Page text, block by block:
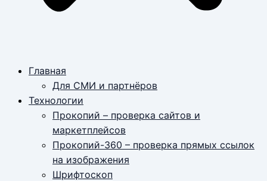
Главная
Для СМИ и партнёров
Технологии
Прокопий – проверка сайтов и
маркетплейсов
Прокопий-360 – проверка прямых ссылок
на изображения
Шрифтоскоп